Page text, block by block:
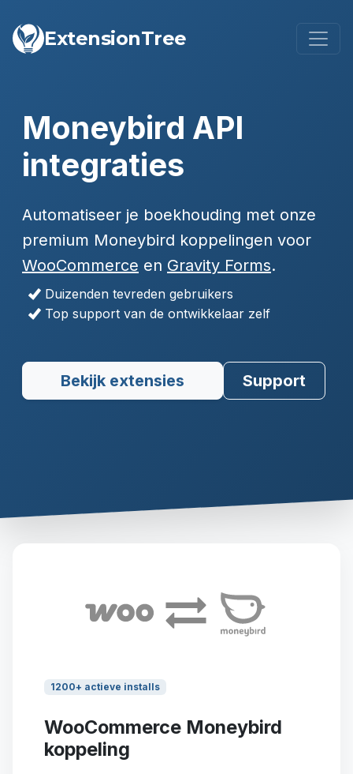
ExtensionTree
Moneybird API
integraties
Automatiseer je boekhouding met onze
premium Moneybird koppelingen voor
WooCommerce en Gravity Forms.
Duizenden tevreden gebruikers
Top support van de ontwikkelaar zelf
Bekijk extensies Support
1200+ actieve installs
WooCommerce Moneybird
koppeling